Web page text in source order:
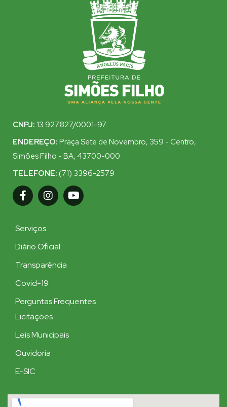
CNPJ: 13.927.827/0001-97
ENDEREÇO: Praça Sete de Novembro, 359 - Centro,
Simões Filho - BA, 43700-000
TELEFONE: (71) 3396-2579
Serviços
Diário Oficial
Transparência
Covid-19
Perguntas Frequentes
Licitações
Leis Municipais
Ouvidoria
E-SIC